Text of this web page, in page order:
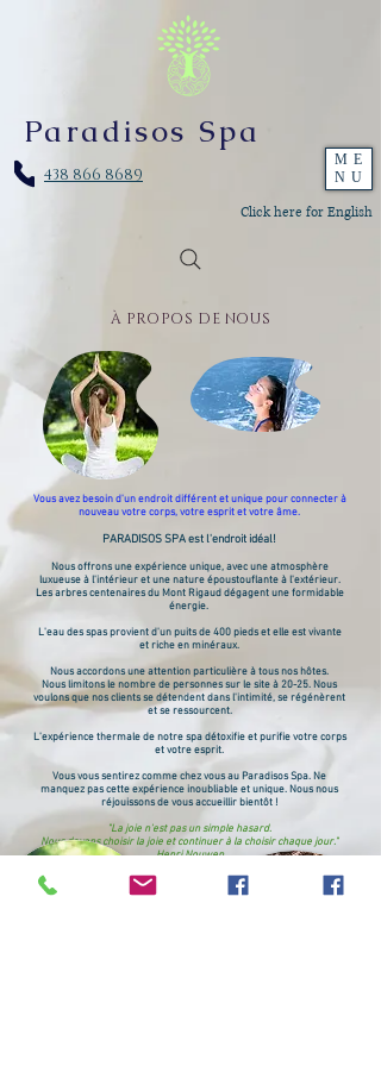
Click here for English
Paradisos Spa
438 866 8689
ME
NU
À PROPOS DE NOUS
Vous avez besoin d'un endroit différent et unique pour connecter à
nouveau votre corps, votre esprit et votre âme.
PARADISOS SPA est l'endroit idéal!
Nous offrons une expérience unique, avec une atmosphère
luxueuse à l'intérieur et une nature époustouflante à l'extérieur.
Les arbres centenaires du Mont Rigaud dégagent une formidable
énergie.
L'eau des spas provient d'un puits de 400 pieds et elle est vivante
et riche en minéraux.
Nous accordons une attention particulière à tous nos hôtes.
Nous limitons le nombre de personnes sur le site à 20-25. Nous
voulons que nos clients se détendent dans l'intimité, se régénèrent
et se ressourcent.
L'expérience thermale de notre spa détoxifie et purifie votre corps
et votre esprit.
Vous vous sentirez comme chez vous au Paradisos Spa. Ne
manquez pas cette expérience inoubliable et unique. Nous nous
réjouissons de vous accueillir bientôt !
"La joie n'est pas un simple hasard.
Nous devons choisir la joie et continuer à la choisir chaque jour."
Henri Nouwen